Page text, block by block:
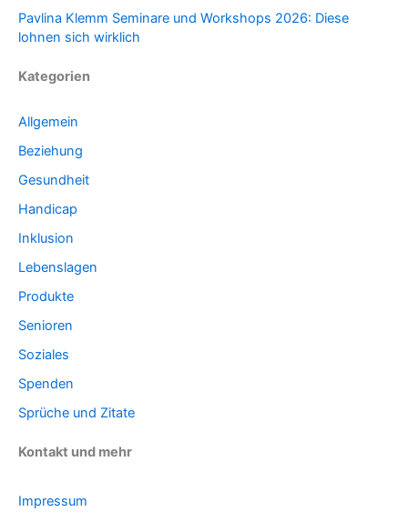
Pavlina Klemm Seminare und Workshops 2026: Diese
lohnen sich wirklich
Kategorien
Allgemein
Beziehung
Gesundheit
Handicap
Inklusion
Lebenslagen
Produkte
Senioren
Soziales
Spenden
Sprüche und Zitate
Kontakt und mehr
Impressum